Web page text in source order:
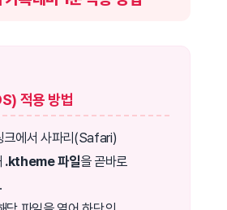
적용 방법
크에서 사파리(Safari)
.ktheme 파일을 곧바로